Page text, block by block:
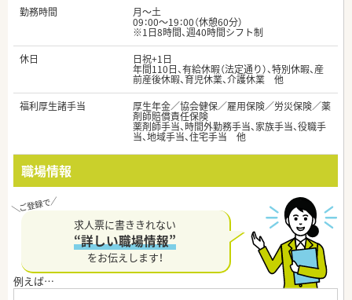
勤務時間
月～土
09：00～19：00（休憩60分）
※1日8時間、週40時間シフト制
休日
日祝+1日
年間110日、有給休暇（法定通り）、特別休暇、産
前産後休暇、育児休業、介護休業 他
福利厚生諸手当
厚生年金／協会健保／雇用保険／労災保険／薬
剤師賠償責任保険
薬剤師手当、時間外勤務手当、家族手当、役職手
当、地域手当、住宅手当 他
職場情報
求人票に書ききれない
“詳しい職場情報”
をお伝えします！